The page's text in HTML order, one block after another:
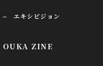
エキシビジョン
OUKA ZINE